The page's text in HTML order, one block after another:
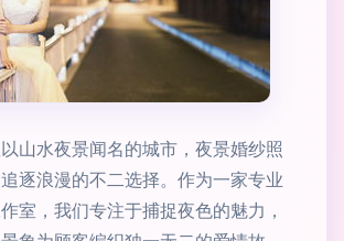
山水夜景闻名的城市，夜景婚纱照
逐浪漫的不二选择。作为一家专业
室，我们专注于捕捉夜色的魅力，